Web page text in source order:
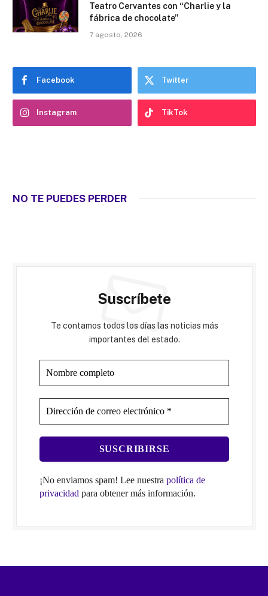
Teatro Cervantes con “Charlie y la
fábrica de chocolate”
7 agosto, 2026
Facebook Twitter
Instagram TikTok
NO TE PUEDES PERDER
Suscríbete
Te contamos todos los días las noticias más
importantes del estado.
¡No enviamos spam! Lee nuestra política de
privacidad para obtener más información.